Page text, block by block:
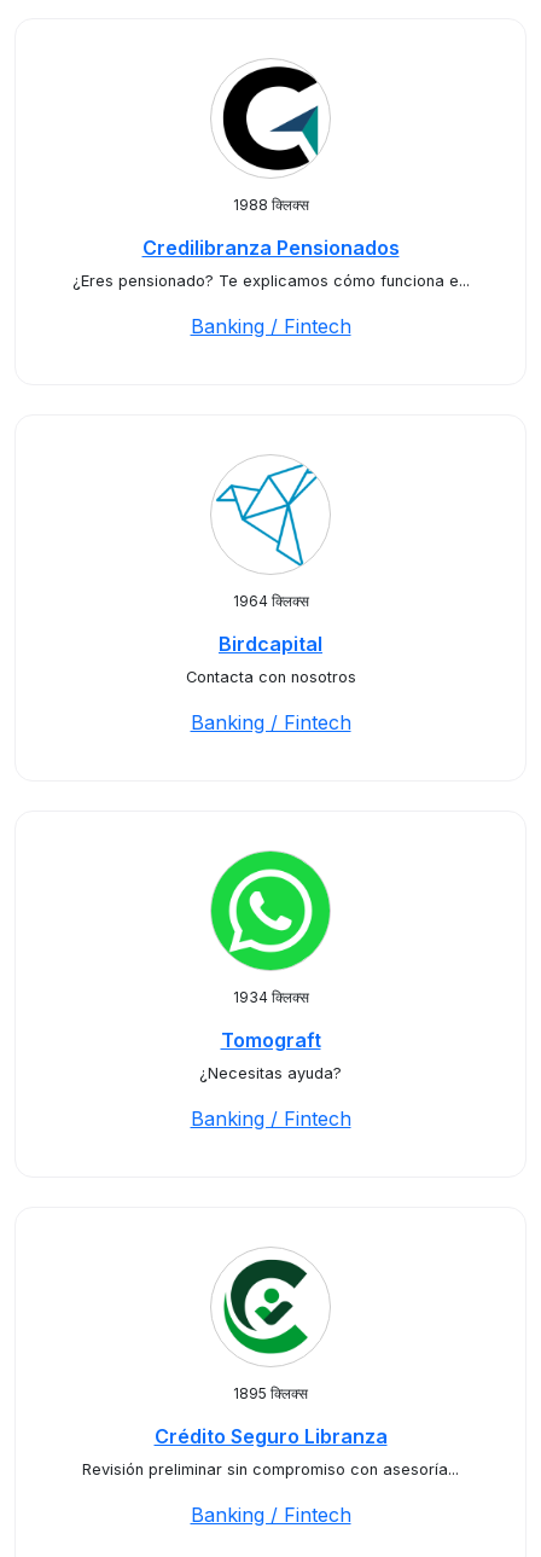
1988 क्लिक्स
Credilibranza Pensionados
¿Eres pensionado? Te explicamos cómo funciona e...
Banking / Fintech
1964 क्लिक्स
Birdcapital
Contacta con nosotros
Banking / Fintech
1934 क्लिक्स
Tomograft
¿Necesitas ayuda?
Banking / Fintech
1895 क्लिक्स
Crédito Seguro Libranza
Revisión preliminar sin compromiso con asesoría...
Banking / Fintech